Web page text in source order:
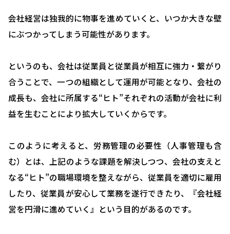
HOME
会社経営は独我的に物事を進めていくと、いつか大きな壁
にぶつかってしまう可能性があります。
というのも、会社は従業員と従業員が相互に強力・繋がり
合うことで、一つの組織として運用が可能となり、会社の
成長も、会社に所属する“ヒト”それぞれの活動が会社に利
益を生むことにより拡大していくからです。
このように考えると、労務管理の必要性（人事管理も含
む）とは、上記のような課題を解決しつつ、会社の支えと
なる“ヒト”の職場環境を整えながら、従業員を適切に雇用
したり、従業員が安心して業務を遂行できたり、『会社経
営を円滑に進めていく』という目的があるのです。